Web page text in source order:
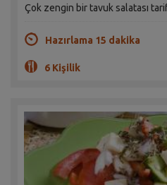
Çok zengin bir tavuk salatası
Hazırlama 15 dakika
6 Kişilik